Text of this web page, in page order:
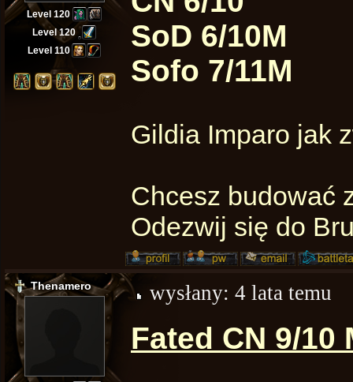
Level 120
Level 120
Level 110
SoD 6/10M
Sofo 7/11M
Gildia Imparo jak
Chcesz budować
Odezwij się do
Thenamero wysłany: 4 lata temu
Fated CN 9/10